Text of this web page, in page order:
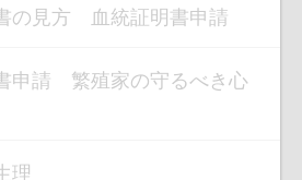
の見方 血統証明書申請
申請 繁殖家の守るべき心
理